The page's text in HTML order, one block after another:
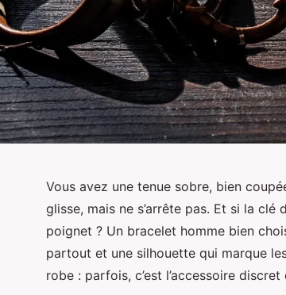
Vous avez une tenue sobre, bien
glisse, mais ne s’arrête pas. Et si la
poignet ? Un bracelet homme bien
partout et une silhouette qui marque
robe : parfois, c’est l’accessoire